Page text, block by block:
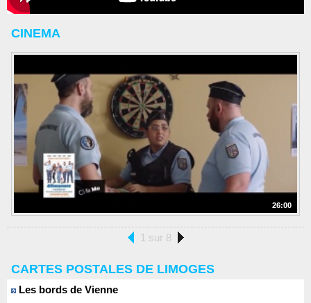
CINEMA
26:00
1 sur 8
CARTES POSTALES DE LIMOGES
Les bords de Vienne